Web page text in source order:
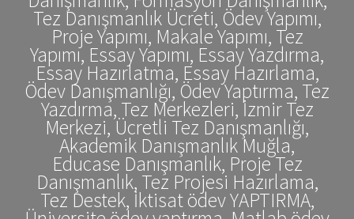
Tez Danışmanlık Ücreti, Ödev Yapımı,
Proje Yapımı, Makale Yapımı, Tez
Yapımı, Essay Yapımı, Essay Yazdırma,
Essay Hazırlatma, Essay Hazırlama,
Ödev Danışmanlığı, Ödev Yaptırma, Tez
Yazdırma, Tez Merkezleri, İzmir Tez
Merkezi, Ücretli Tez Danışmanlığı,
Akademik Danışmanlık Muğla,
Educase Danışmanlık, Proje Tez
Danışmanlık, Tez Projesi Hazırlama,
Tez Destek, İktisat ödev YAPTIRMA,